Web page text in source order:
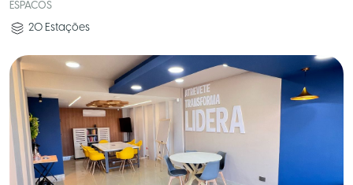
ESPACOS
20 Estações